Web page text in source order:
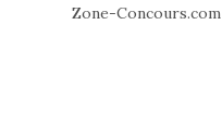
Zone-Concours.com